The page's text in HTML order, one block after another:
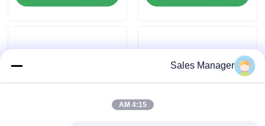
اطلب اقتباس
موصل مقبس USB
Sales Manager
4:15 AM